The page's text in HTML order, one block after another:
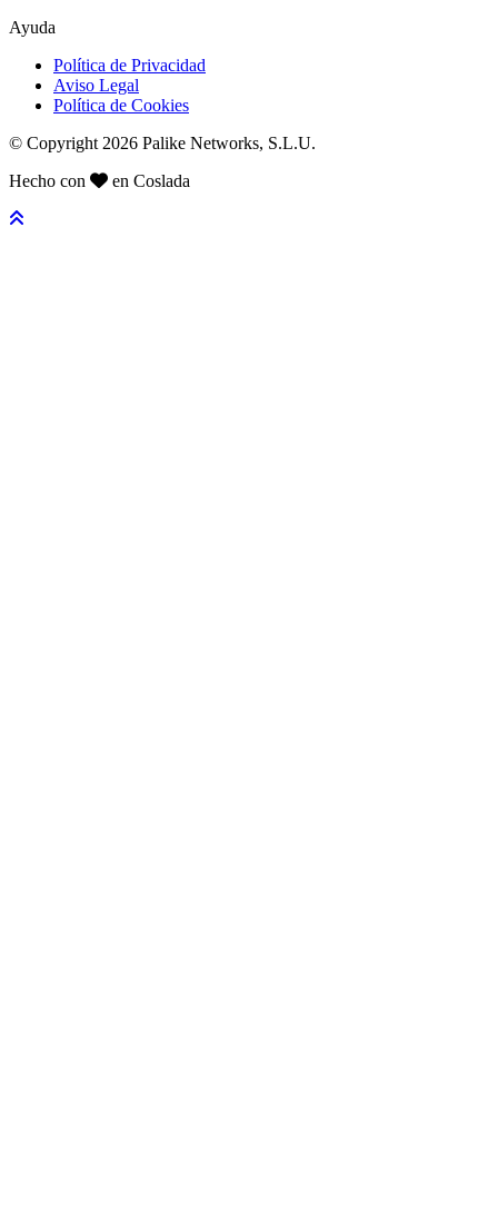
Ayuda
Política de Privacidad
Aviso Legal
Política de Cookies
© Copyright 2026 Palike Networks, S.L.U.
Hecho con
en Coslada